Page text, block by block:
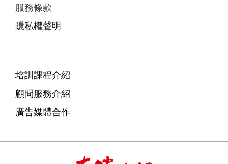
服務條款
隱私權聲明
培訓課程介紹
顧問服務介紹
廣告媒體合作